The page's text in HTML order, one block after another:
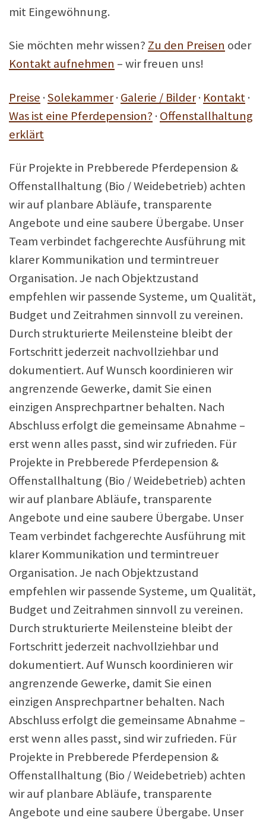
mit Eingewöhnung.
Sie möchten mehr wissen? Zu den Preisen oder
Kontakt aufnehmen – wir freuen uns!
Preise ·Solekammer· Galerie / Bilder· Kontakt·
Was ist eine Pferdepension? · Offenstallhaltung
erklärt
Für Projekte in Prebberede Pferdepension &
Offenstallhaltung (Bio / Weidebetrieb) achten
wir auf planbare Abläufe, transparente
Angebote und eine saubere Übergabe. Unser
Team verbindet fachgerechte Ausführung mit
klarer Kommunikation und termintreuer
Organisation. Je nach Objektzustand
empfehlen wir passende Systeme, um Qualität,
Budget und Zeitrahmen sinnvoll zu vereinen.
Durch strukturierte Meilensteine bleibt der
Fortschritt jederzeit nachvollziehbar und
dokumentiert. Auf Wunsch koordinieren wir
angrenzende Gewerke, damit Sie einen
einzigen Ansprechpartner behalten. Nach
Abschluss erfolgt die gemeinsame Abnahme –
erst wenn alles passt, sind wir zufrieden. Für
Projekte in Prebberede Pferdepension &
Offenstallhaltung (Bio / Weidebetrieb) achten
wir auf planbare Abläufe, transparente
Angebote und eine saubere Übergabe. Unser
Team verbindet fachgerechte Ausführung mit
klarer Kommunikation und termintreuer
Organisation. Je nach Objektzustand
empfehlen wir passende Systeme, um Qualität,
Budget und Zeitrahmen sinnvoll zu vereinen.
Durch strukturierte Meilensteine bleibt der
Fortschritt jederzeit nachvollziehbar und
dokumentiert. Auf Wunsch koordinieren wir
angrenzende Gewerke, damit Sie einen
einzigen Ansprechpartner behalten. Nach
Abschluss erfolgt die gemeinsame Abnahme –
erst wenn alles passt, sind wir zufrieden. Für
Projekte in Prebberede Pferdepension &
Offenstallhaltung (Bio / Weidebetrieb) achten
wir auf planbare Abläufe, transparente
Angebote und eine saubere Übergabe. Unser